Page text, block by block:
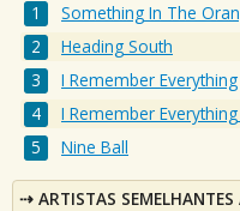
Something In The
Heading South
I Remember Everything
I Remember
Nine Ball
ARTISTAS